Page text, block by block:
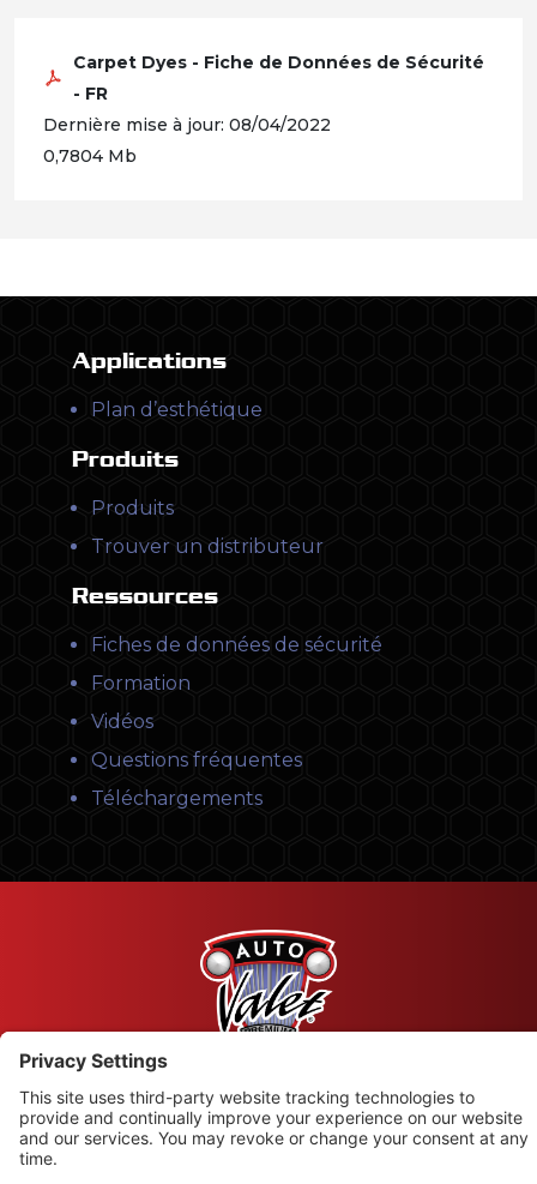
Carpet Dyes - Fiche de Données de Sécurité
- FR
Dernière mise à jour: 08/04/2022
0,7804 Mb
Applications
Plan d’esthétique
Produits
Produits
Trouver un distributeur
Ressources
Fiches de données de sécurité
Formation
Vidéos
Questions fréquentes
Téléchargements
© Copyright 2026 Leysons Ltd.
1366 Sandhill Drive, Ancaster, ON L9G 4V5
Conditions d’utilisation | Politique de confidentialité|